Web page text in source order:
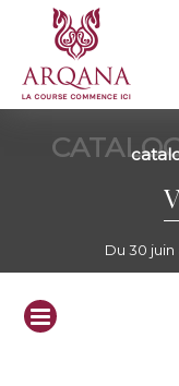
Du 30 juin